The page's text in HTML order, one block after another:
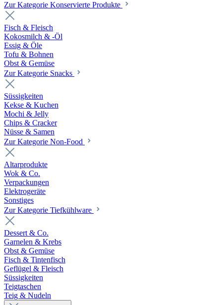
Zur Kategorie Konservierte Produkte
Fisch & Fleisch
Kokosmilch & -Öl
Essig & Öle
Tofu & Bohnen
Obst & Gemüse
Zur Kategorie Snacks
Süssigkeiten
Kekse & Kuchen
Mochi & Jelly
Chips & Cracker
Nüsse & Samen
Zur Kategorie Non-Food
Altarprodukte
Wok & Co.
Verpackungen
Elektrogeräte
Sonstiges
Zur Kategorie Tiefkühlware
Dessert & Co.
Garnelen & Krebs
Obst & Gemüse
Fisch & Tintenfisch
Geflügel & Fleisch
Süssigkeiten
Teigtaschen
Teig & Nudeln